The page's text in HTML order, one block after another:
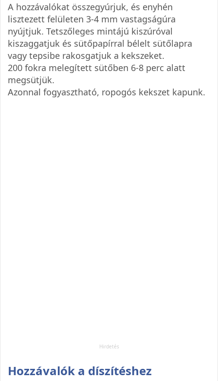
A hozzávalókat összegyúrjuk, és enyhén
lisztezett felületen 3-4 mm vastagságúra
nyújtjuk. Tetszőleges mintájú kiszúróval
kiszaggatjuk és sütőpapírral bélelt sütőlapra
vagy tepsibe rakosgatjuk a kekszeket.
200 fokra melegített sütőben 6-8 perc alatt
megsütjük.
Azonnal fogyasztható, ropogós kekszet kapunk.
Hozzávalók a díszítéshez